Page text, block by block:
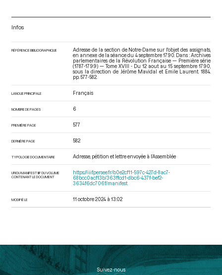
Infos
RÉFÉRENCE BIBLIOGRAPHIQUE
Adresse de la section de Notre-Dame sur l'objet des assignats,
en annexe de la séance du 4 septembre 1790. Dans : Archives
parlementaires de la Révolution Française — Première série
(1787-1799) — Tome XVIII - Du 12 aout au 15 septembre 1790
sous la direction de Jérôme Mavidal et Emile Laurent. 1884.
pp. 577-582.
LANGUE PRINCIPALE Français
NOMBRE DE PAGES 6
PREMIÈRE PAGE 577
DERNIÈRE PAGE 582
TYPOLOGIE DOCUMENTAIRE Adresse, pétition et lettre envoyée à l’Assemblée
URI DU MANIFEST IIIF DU VOLUME
CONTENANT LE DOCUMENT
https://iiif.persee.fr/b0e2cf11-597c-427d-8ac7-
68bcc0acf13b/363ffcd1-dbc6-437f-bef2-
3634f6dc706f/manifest
MODIFIÉ LE 11 octobre 2024 à 13:02
Suivez-nous